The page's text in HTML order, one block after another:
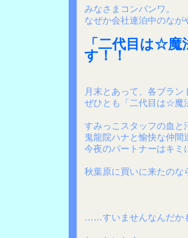
みなさまコンバンワ。
なぜか会社連泊中のなが
「二代目は☆
す！！
月末とあって、各ブラ
ぜひとも「二代目は☆魔
すみっこスタッフの血と
鬼龍院ハナと愉快な仲
今夜のパートナーはキミ
秋葉原に買いに来たのな
……すいませんなんだか